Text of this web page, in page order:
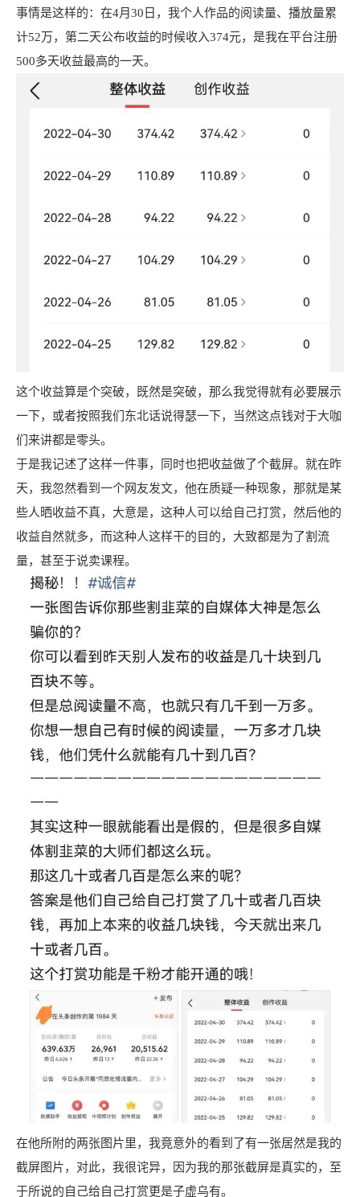
事情是这样的：在4月30日，我个人作品的阅读量、播放量累
计52万，第二天公布收益的时候收入374元，是我在平台注册
500多天收益最高的一天。
这个收益算是个突破，既然是突破，那么我觉得就有必要展示
一下，或者按照我们东北话说得瑟一下，当然这点钱对于大咖
们来讲都是零头。
于是我记述了这样一件事，同时也把收益做了个截屏。就在昨
天，我忽然看到一个网友发文，他在质疑一种现象，那就是某
些人晒收益不真，大意是，这种人可以给自己打赏，然后他的
收益自然就多，而这种人这样干的目的，大致都是为了割流
量，甚至于说卖课程。
在他所附的两张图片里，我竟意外的看到了有一张居然是我的
截屏图片，对此，我很诧异，因为我的那张截屏是真实的，至
于所说的自己给自己打赏更是子虚乌有。